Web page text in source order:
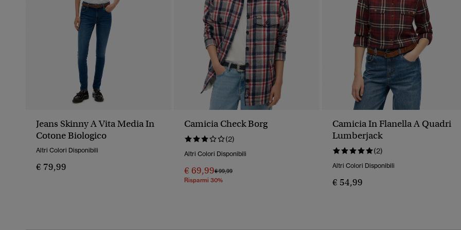
Jeans Skinny A Vita Media In
Cotone Biologico
Altri Colori Disponibili
€ 79,99
Camicia Check Borg
(2)
Altri Colori Disponibili
€ 69,99Prezzo Ridotto Da
€ 99,99A
Risparmi 30%
Camicia In Flanella A Quadri
Lumberjack
(2)
Altri Colori Disponibili
€ 54,99